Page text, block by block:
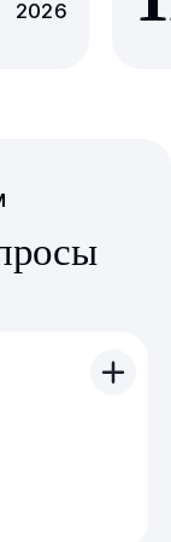
2026
проект
заданием.